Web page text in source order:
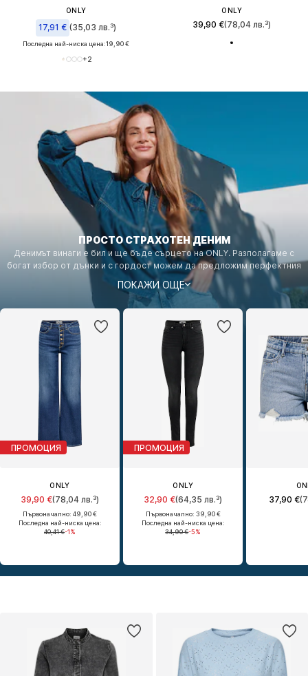
ONLY
17,91 € (35,03 лв.³)
Последна най-ниска цена:19,90 €
+2
ONLY
39,90 €(78,04 лв.³)
ПРОСТО СТРАХОТЕН ДЕНИМ
Денимът винаги е бил и ще бъде сърцето на ONLY. Разполагаме с
богат избор от дънки и с гордост можем да предложим перфектния
дизайн за всеки.
ПОКАЖИ ОЩЕ
ПРОМОЦИЯ
ONLY
39,90 €(78,04 лв.³)
Първоначално: 49,90 €
Последна най-ниска цена:
40,41 €-1%
ПРОМОЦИЯ
ONLY
32,90 €(64,35 лв.³)
Първоначално: 39,90 €
Последна най-ниска цена:
34,90 €-5%
37,90 €